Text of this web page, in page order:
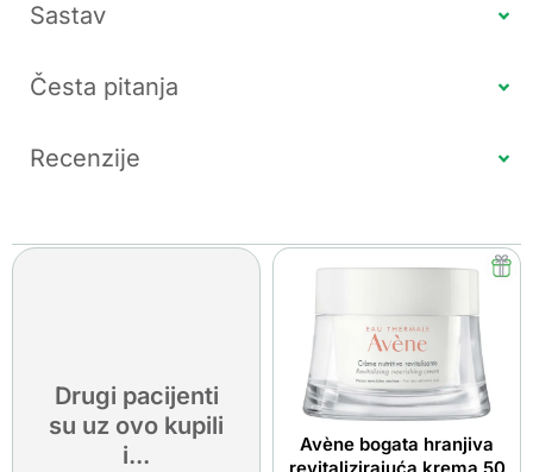
Sastav
Česta pitanja
Recenzije
Drugi pacijenti
su uz ovo kupili
i...
Avène bogata hranjiva